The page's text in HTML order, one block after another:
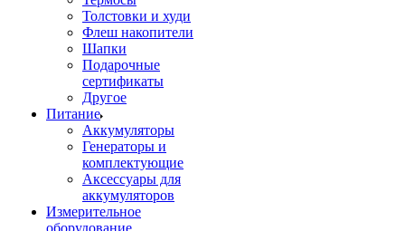
Толстовки и худи
Флеш накопители
Шапки
Подарочные
сертификаты
Другое
Питание
Аккумуляторы
Генераторы и
комплектующие
Аксессуары для
аккумуляторов
Измерительное
оборудование